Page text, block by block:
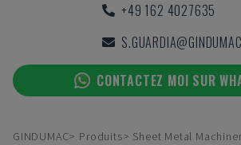
+49 162 4027635
CONTACTEZ MOI SUR
GINDUMAC Produits
Sheet Metal